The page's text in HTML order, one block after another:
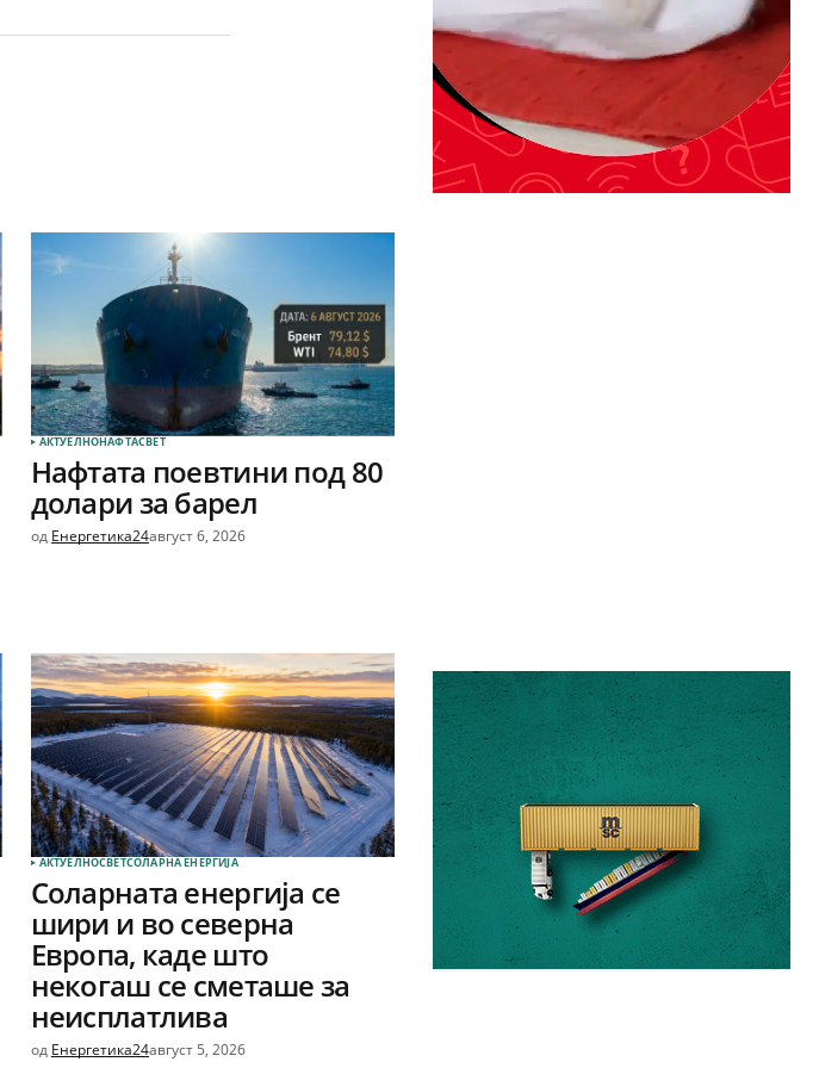
АКТУЕЛНОНАФТАСВЕТ
Нафтата поевтини под 80
долари за барел
од Енергетика24август 6, 2026
АКТУЕЛНОСВЕТСОЛАРНА EНЕРГИЈА
Соларната енергија се
шири и во северна
Европа, каде што
некогаш се сметаше за
неисплатлива
од Енергетика24август 5, 2026